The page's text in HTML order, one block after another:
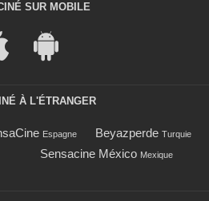
SUR MOBILE
À L'ÉTRANGER
Espagne Beyazperde Turquie
Sensacine México Mexique